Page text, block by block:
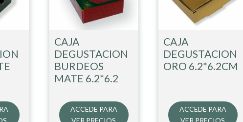
CAJA
DEGUSTACION
BURDEOS
MATE 6.2*6.2
ACCEDE PARA
CAJA
DEGUSTACION
ORO 6.2*6.2CM
ACCEDE PARA